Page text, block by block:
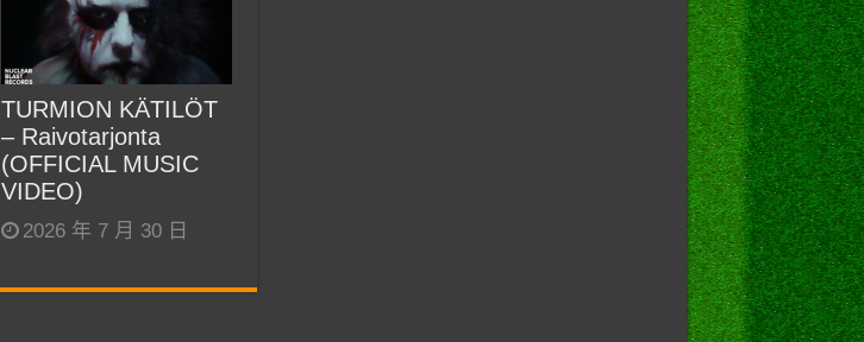
TURMION KÄTILÖT
– Raivotarjonta
(OFFICIAL MUSIC
VIDEO)
2026 年 7 月 30 日